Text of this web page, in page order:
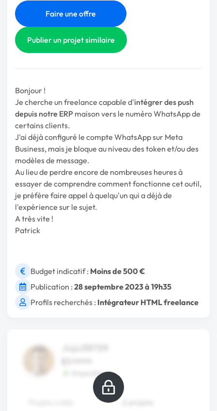
Faire une offre
Publier un projet similaire
Bonjour !
Je cherche un freelance capable d'intégrer des push
depuis notre ERP maison vers le numéro WhatsApp de
certains clients.
J'ai déjà configuré le compte WhatsApp sur Meta
Business, mais je bloque au niveau des token et/ou des
modèles de message.
Au lieu de perdre encore de nombreuses heures à
essayer de comprendre comment fonctionne cet outil,
je préfère faire appel à quelqu'un qui a déjà de
l'expérience sur le sujet.
A très vite !
Patrick
Budget indicatif : Moins de 500 €
Publication : 28 septembre 2023 à 19h35
Profils recherchés : Intégrateur HTML freelance